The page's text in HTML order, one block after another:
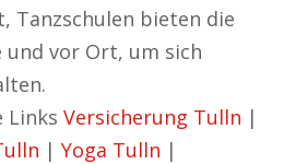
Tanzschulen bieten die
und vor Ort, um sich
Links Versicherung Tulln |
| Yoga Tulln |